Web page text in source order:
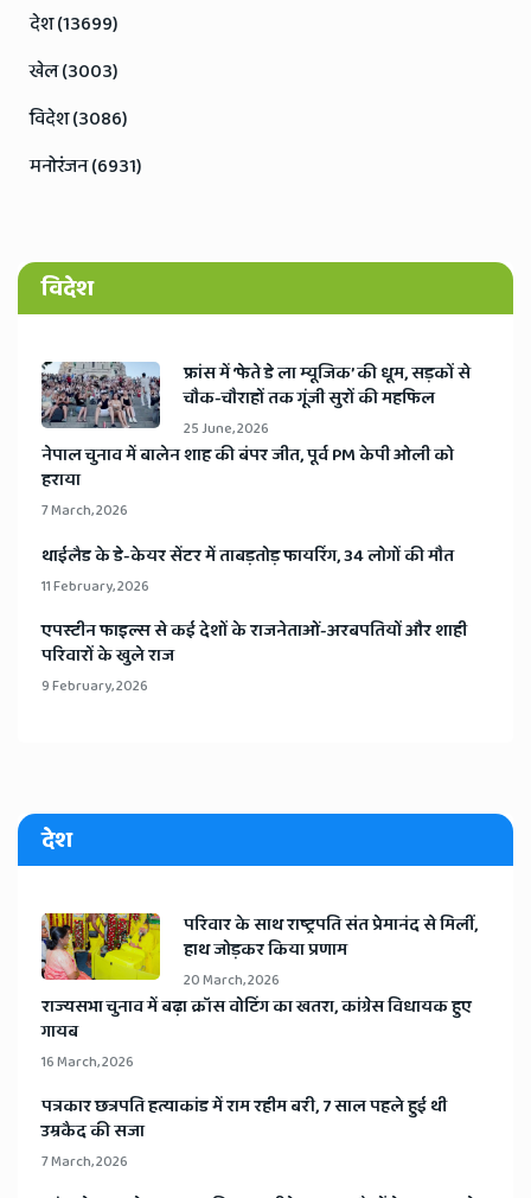
देश (13699)
खेल (3003)
विदेश (3086)
मनोरंजन (6931)
विदेश
​फ्रांस में ‘फेते डे ला म्यूजिक’ की धूम, सड़कों से
चौक-चौराहों तक गूंजी सुरों की महफिल
25 June, 2026
​नेपाल चुनाव में बालेन शाह की बंपर जीत, पूर्व PM केपी ओली को
हराया
7 March, 2026
​थाईलैड के डे-केयर सेंटर में ताबड़तोड़ फायरिंग, 34 लोगों की मौत
11 February, 2026
​एपस्टीन फाइल्स से कई देशों के राजनेताओं-अरबपतियों और शाही
परिवारों के खुले राज
9 February, 2026
देश
​परिवार के साथ राष्ट्रपति संत प्रेमानंद से मिलीं,
हाथ जोड़कर किया प्रणाम
20 March, 2026
​राज्यसभा चुनाव में बढ़ा क्रॉस वोटिंग का खतरा, कांग्रेस विधायक हुए
गायब
16 March, 2026
​पत्रकार छत्रपति हत्याकांड में राम रहीम बरी, 7 साल पहले हुई थी
उम्रकैद की सजा
7 March, 2026